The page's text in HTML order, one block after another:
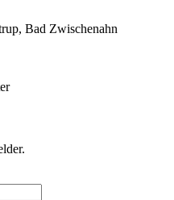
Bad Zwischenahn